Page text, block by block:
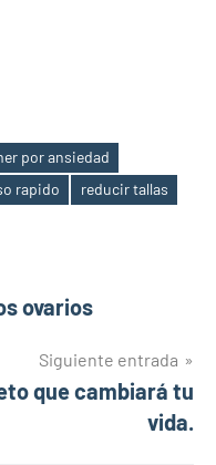
por ansiedad
rapido
reducir tallas
ovarios
Siguiente entrada
que cambiará tu
vida.